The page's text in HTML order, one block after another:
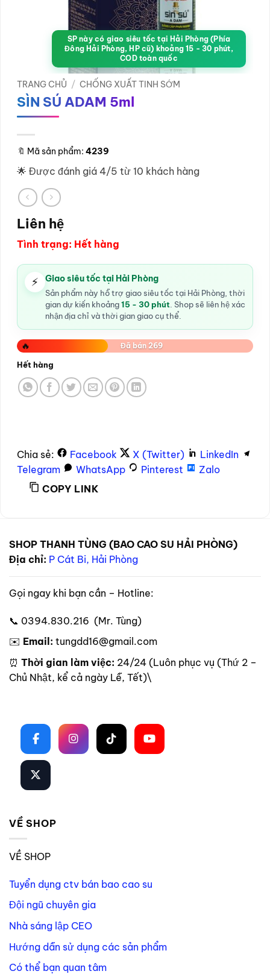
SP này có giao siêu tốc tại Hải Phòng (Phía
Đông Hải Phòng, HP cũ) khoảng 15 - 30 phút,
COD toàn quốc
TRANG CHỦ / CHỐNG XUẤT TINH SỚM
SÌN SÚ ADAM 5ml
🔖 Mã sản phẩm: 4239
🌟 Được đánh giá 4/5 từ 10 khách hàng
Liên hệ
Tình trạng: Hết hàng
⚡ Giao siêu tốc tại Hải Phòng
Sản phẩm này hỗ trợ giao siêu tốc tại Hải Phòng, thời
gian dự kiến khoảng15 - 30 phút. Shop sẽ liên hệ xác
nhận địa chỉ và thời gian giao cụ thể.
🔥 Đã bán 269
Hết hàng
Chia sẻ: Facebook X (Twitter)
LinkedIn
Telegram
WhatsApp Pinterest
Zalo
COPY LINK
SHOP THANH TÙNG (BAO CAO SU HẢI PHÒNG)
Địa chỉ: P Cát Bi, Hải Phòng
Gọi ngay khi bạn cần – Hotline:
📞 0394.830.216 (Mr. Tùng)
✉️ Email: tungdd16@gmail.com
⏰ Thời gian làm việc: 24/24 (Luôn phục vụ (Thứ 2 –
Chủ Nhật, kể cả ngày Lễ, Tết)\
VỀ SHOP
VỀ SHOP
Tuyển dụng ctv bán bao cao su
Đội ngũ chuyên gia
Nhà sáng lập CEO
Hướng dẫn sử dụng các sản phẩm
Có thể bạn quan tâm